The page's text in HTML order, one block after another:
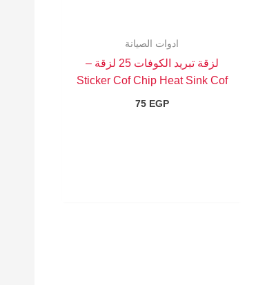
ادوات الصيانة
لزقة تبريد الكوفات 25 لزقة –
Sticker Cof Chip Heat Sink Cof
75 EGP